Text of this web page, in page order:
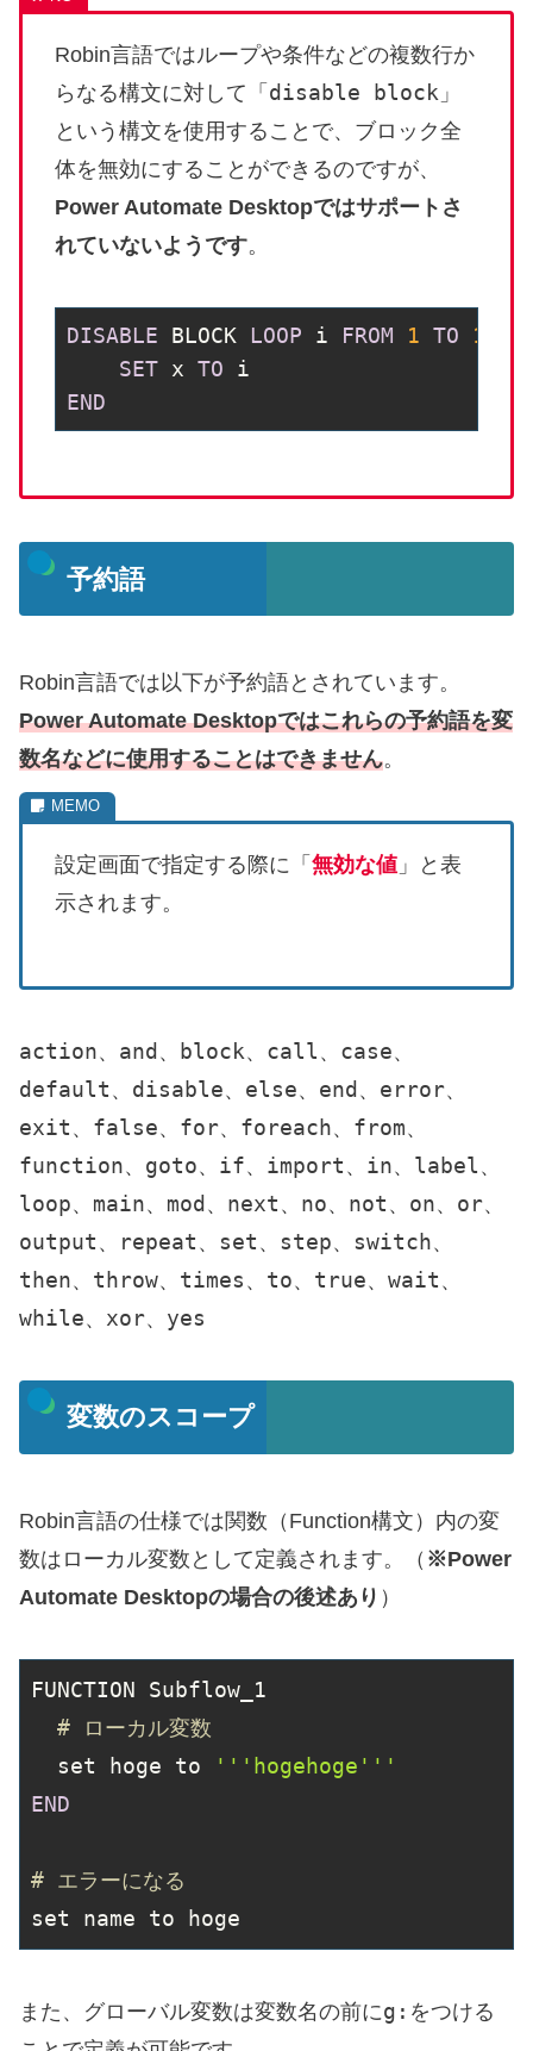
Robin言語ではループや条件などの複数行か
らなる構文に対して「 disable block 」
という構文を使用することで、ブロック全
体を無効にすることができるのですが、
Power Automate Desktopではサポートさ
れていないようです。
DISABLE BLOCK LOOP i FROM 1 TO
100
SET x TO
END
予約語
Robin言語では以下が予約語とされています。
Power Automate Desktopではこれらの予約語を変
数名などに使用することはできません。
設定画面で指定する際に「 無効な値 」と表
示されます。
action、 and 、 block、 call 、 case、
default 、 disable、 else、 end 、 error、
exit 、 false、 for、 foreach、 from、
function、 goto、 if、 import 、 in、 label 、
loop、 main、 mod 、 next 、 no、 not 、 on、 or、
output 、 repeat 、 set 、 step、 switch、
then、 throw、 times 、 to、 true、 wait 、
while、 xor、 yes
変数のスコープ
Robin言語の仕様では関数（Function構文）内の変
数はローカル変数として定義されます。（ ※Power
Automate Desktopの場合の後述あり ）
FUNCTION Subflow_1
# ローカル変数
  set hoge to
'''hogehoge'''
END
# エラーになる
set name to hoge
また、グローバル変数は変数名の前にg: をつける